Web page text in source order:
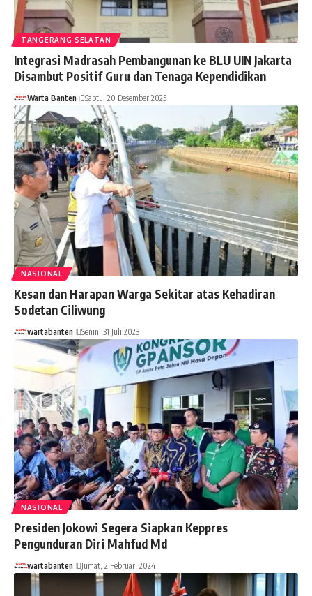
TANGERANG SELATAN
Integrasi Madrasah Pembangunan ke BLU UIN Jakarta
Disambut Positif Guru dan Tenaga Kependidikan
Warta Banten Sabtu, 20 Desember 2025
NASIONAL
Kesan dan Harapan Warga Sekitar atas Kehadiran
Sodetan Ciliwung
wartabanten Senin, 31 Juli 2023
NASIONAL
Presiden Jokowi Segera Siapkan Keppres
Pengunduran Diri Mahfud Md
wartabanten Jumat, 2 Februari 2024